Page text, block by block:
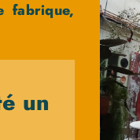
fabrique,
un